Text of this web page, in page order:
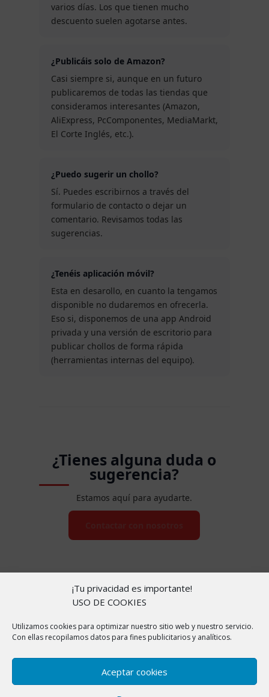
¡Tu privacidad es importante!
USO DE COOKIES
Utilizamos cookies para optimizar nuestro sitio web y nuestro servicio.
Con ellas recopilamos datos para fines publicitarios y analíticos.
Aceptar cookies
varios días. Los que tienen mucho
descuento suelen agotarse antes.
¿Publicáis solo de Amazon?
Casi siempre si, aunque en un futuro
publicaremos de todas las tiendas que
consideramos interesantes (Amazon,
AliExpress, PcComponentes, MediaMarkt,
El Corte Inglés, etc.).
¿Puedo sugerir un chollo?
Sí. Puedes escribirnos a través del
formulario de contacto o dejar un
comentario. Revisamos todas las
sugerencias.
¿Tenéis aplicación móvil?
Esta en desarollo, en cuanto la tengamos
disponible no dudaremos en ofrecerla.
Eso si, disponemos de una app Android
privada y una versión de escritorio para
publicar chollos de forma rápida
(herramientas internas del equipo).
¿Tienes alguna duda o
sugerencia?
Estamos aquí para ayudarte.
Copyright © 2026 |Aviso Legal|Política de
cookies|Política de Privacidad|Sobre nosotros
En ChollitosChollazos.com participamos en programas
de afiliación de AliExpress, Amazon y otras